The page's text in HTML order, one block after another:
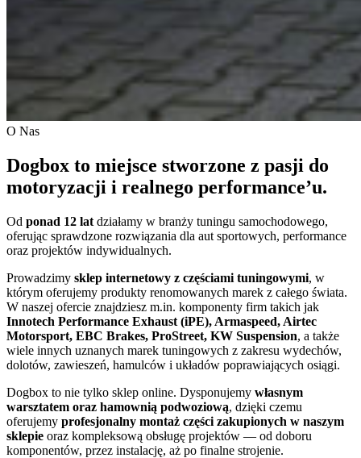
O Nas
Dogbox to miejsce stworzone z pasji do
motoryzacji i realnego performance’u.
Od ponad 12 lat działamy w branży tuningu samochodowego,
oferując sprawdzone rozwiązania dla aut sportowych, performance
oraz projektów indywidualnych.
Prowadzimy sklep internetowy z częściami tuningowymi, w
którym oferujemy produkty renomowanych marek z całego świata.
W naszej ofercie znajdziesz m.in. komponenty firm takich jak
Innotech Performance Exhaust (iPE), Armaspeed, Airtec
Motorsport, EBC Brakes, ProStreet, KW Suspension, a także
wiele innych uznanych marek tuningowych z zakresu wydechów,
dolotów, zawieszeń, hamulców i układów poprawiających osiągi.
Dogbox to nie tylko sklep online. Dysponujemy własnym
warsztatem oraz hamownią podwoziową, dzięki czemu
oferujemy profesjonalny montaż części zakupionych w naszym
sklepie oraz kompleksową obsługę projektów — od doboru
komponentów, przez instalację, aż po finalne strojenie.